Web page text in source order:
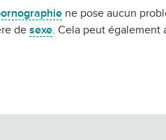
ne pose aucun
de sexe. Cela peut également